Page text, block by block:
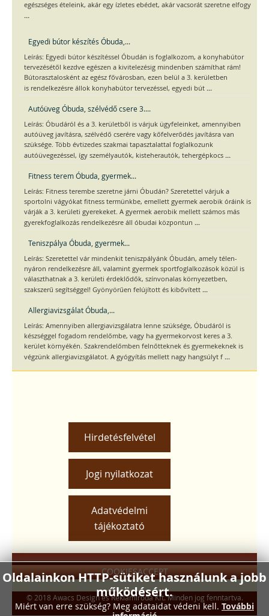
egészséges ételeink, akár egy ízletes ebédet, akár vacsorát szeretne elfogy
...
Egyedi bútor készítés Óbuda,...
Leírás: Egyedi bútor készítéssel Óbudán is foglalkozom, a konyhabútor
tervezésétől kezdve egészen a kivitelezésig mindenben számíthat rám!
Bútorasztalosként az egész fővárosban, ezen belül a 3. kerületben
is rendelkezésre állok konyhabútor tervezéssel, egyedi bút ...
Autóüveg Óbuda, szélvédő csere 3....
Leírás: Óbudáról és a 3. kerületből is várjuk ügyfeleinket, amennyiben
autóüveg javításra, szélvédő cserére vagy kőfelverődés javításra van
szüksége. Több évtizedes szakmai tapasztalattal foglalkozunk
autóüvegezéssel, így személyautók, kisteherautók, tehergépkocs ...
Fitness terem Óbuda, gyermek...
Leírás: Fitness terembe szeretne járni Óbudán? Szeretettel várjuk a
sportolni vágyókat fitness termünkbe, emellett gyermek aerobik óráink is
várják a 3. kerületi gyerekeket. A gyermek aerobik mellett számos más
gyerekfoglalkozás rendelkezésre áll óbudai központun ...
Teniszpálya Óbuda, gyermek...
Leírás: Szeretettel vár mindenkit teniszpályánk Óbudán, amely télen-
nyáron rendelkezésre áll, valamint gyermek sportfoglalkozások közül is
választhatnak a 3. kerületi érdeklődők, színvonalas környezetben,
szakszerű segítséggel! Gyönyörűen felújított és kibővített ...
Allergiavizsgálat Óbuda,...
Leírás: Amennyiben allergiavizsgálatra lenne szüksége, Óbudáról is
készséggel fogadom rendelőmbe, vagy ha gyermekorvost keres a 3.
kerület környékén. Szakrendelőmben felnőtteknek és gyermekeknek is
végzünk allergiavizsgálatot. A gyógyítás mellett nagy hangsúlyt f ...
Hirdetésfelvétel
Jogi nyilatkozat
Adatvédelmi
tájékoztató
COOKIESACCEPT
Oldalainkon HTTP-sütiket használunk a jobb
működésért.
Miért van erre szükség? Meg adataidat védeni kell. További
© 2018 Awacs Design és Reklámiroda Kft. Minden jog fenntartva.